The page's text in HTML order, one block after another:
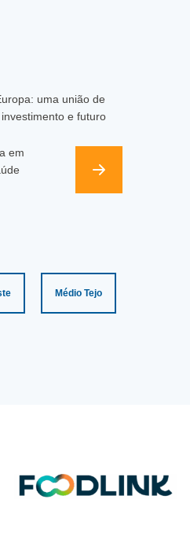
uma união de
e futuro
em
Médio Tejo